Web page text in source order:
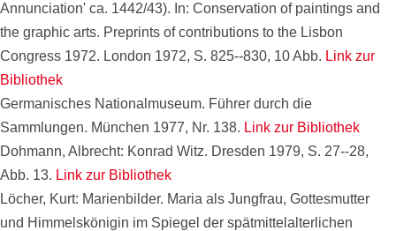
Annunciation' ca. 1442/43). In: Conservation of paintings and
the graphic arts. Preprints of contributions to the Lisbon
Congress 1972. London 1972, S. 825--830, 10 Abb. Link zur
Bibliothek
Germanisches Nationalmuseum. Führer durch die
Sammlungen. München 1977, Nr. 138. Link zur Bibliothek
Dohmann, Albrecht: Konrad Witz. Dresden 1979, S. 27--28,
Abb. 13. Link zur Bibliothek
Löcher, Kurt: Marienbilder. Maria als Jungfrau, Gottesmutter
und Himmelskönigin im Spiegel der spätmittelalterlichen